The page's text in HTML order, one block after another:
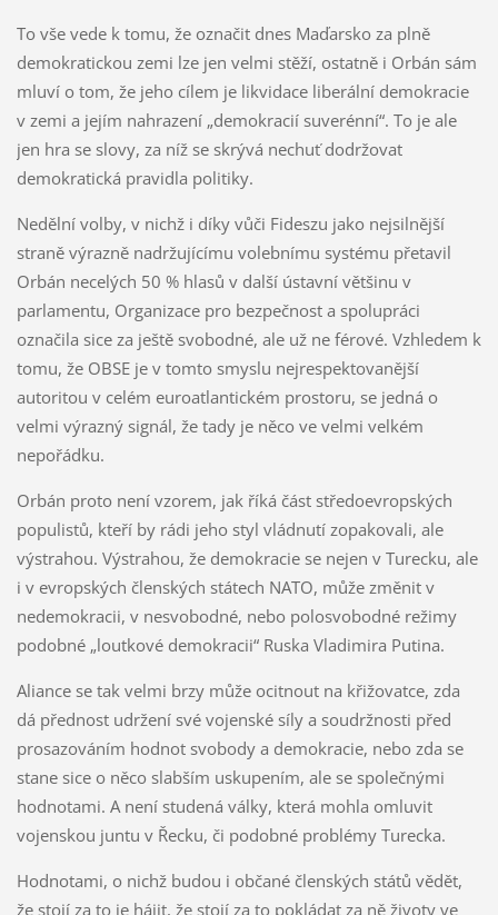
To vše vede k tomu, že označit dnes Maďarsko za plně
demokratickou zemi lze jen velmi stěží, ostatně i Orbán sám
mluví o tom, že jeho cílem je likvidace liberální demokracie
v zemi a jejím nahrazení „demokracií suverénní“. To je ale
jen hra se slovy, za níž se skrývá nechuť dodržovat
demokratická pravidla politiky.
Nedělní volby, v nichž i díky vůči Fideszu jako nejsilnější
straně výrazně nadržujícímu volebnímu systému přetavil
Orbán necelých 50 % hlasů v další ústavní většinu v
parlamentu, Organizace pro bezpečnost a spolupráci
označila sice za ještě svobodné, ale už ne férové. Vzhledem k
tomu, že OBSE je v tomto smyslu nejrespektovanější
autoritou v celém euroatlantickém prostoru, se jedná o
velmi výrazný signál, že tady je něco ve velmi velkém
nepořádku.
Orbán proto není vzorem, jak říká část středoevropských
populistů, kteří by rádi jeho styl vládnutí zopakovali, ale
výstrahou. Výstrahou, že demokracie se nejen v Turecku, ale
i v evropských členských státech NATO, může změnit v
nedemokracii, v nesvobodné, nebo polosvobodné režimy
podobné „loutkové demokracii“ Ruska Vladimira Putina.
Aliance se tak velmi brzy může ocitnout na křižovatce, zda
dá přednost udržení své vojenské síly a soudržnosti před
prosazováním hodnot svobody a demokracie, nebo zda se
stane sice o něco slabším uskupením, ale se společnými
hodnotami. A není studená války, která mohla omluvit
vojenskou juntu v Řecku, či podobné problémy Turecka.
Hodnotami, o nichž budou i občané členských států vědět,
že stojí za to je hájit, že stojí za to pokládat za ně životy ve